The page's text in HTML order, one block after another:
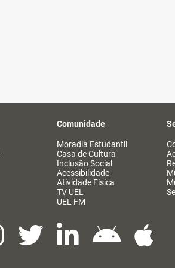
Comunidade
Moradia Estudantil
Casa de Cultura
Inclusão Social
Acessibilidade
Atividade Física
TV UEL
UEL FM